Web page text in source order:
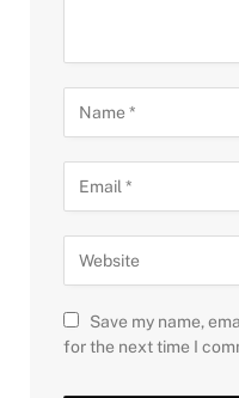
Save my name,
for the next time I